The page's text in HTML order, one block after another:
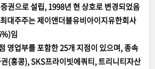
권으로 설립, 1998년 현 상호로 변경되었음
대주주는 제이앤더블유비아이지유한회사
임
영업부를 포함한 25개 지점이 있으며, 종속
(홍콩), SKS프라이빗에쿼티, 트리니티자산